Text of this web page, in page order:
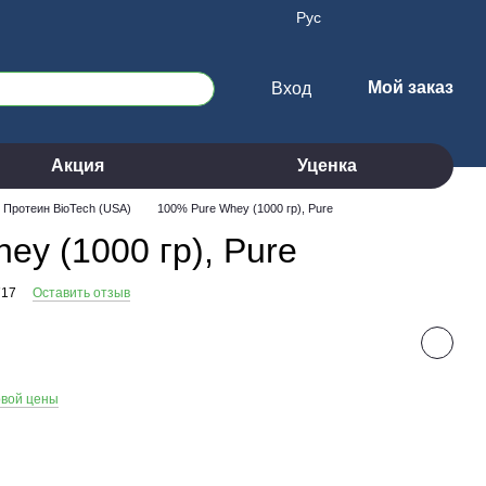
Рус
Вход Мой заказ
Акция Уценка
Протеин BioTech (USA) 100% Pure Whey (1000 гр), Pure
(1000 гр), Pure
Оставить отзыв
цены